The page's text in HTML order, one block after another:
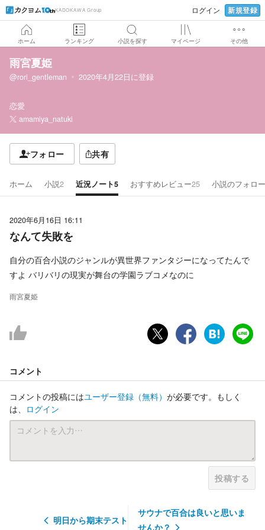
KADOKAWA Group ログイン 新規登録
ホーム ランキング 小説を探す マイページ その他
雨宮夏姫
@rori_gentleman 2020年4月22日に登録
恋愛
amamiya_natuki
フォロー 共有
ホーム 小説2 近況ノート5 おすすめレビュー25 小説のフォロー
2020年6月16日 16:11
なんて失敗を
自分の百合小説のジャンルが異世界ファンタジーになってたんで
すよ バリバリの現実が舞台の学園ラブコメなのに
雨宮夏姫
コメント
コメントの投稿にはユーザー登録 （無料） が必要です。もしく
は、 ログイン
投稿する
明日から期末テスト
サウナで百合は良いと思いま
せんか？